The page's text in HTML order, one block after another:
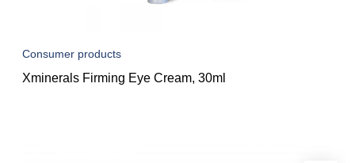
Consumer products
Xminerals Firming Eye Cream, 30ml